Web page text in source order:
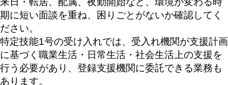
期に短い面談を重ね、困りごとがないか確認してく
ださい。
特定技能1号の受け入れでは、受入れ機関が支援計画
に基づく職業生活・日常生活・社会生活上の支援を
行う必要があり、登録支援機関に委託できる業務も
あります。